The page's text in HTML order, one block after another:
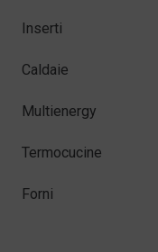
Inserti
Caldaie
Multienergy
Termocucine
Forni